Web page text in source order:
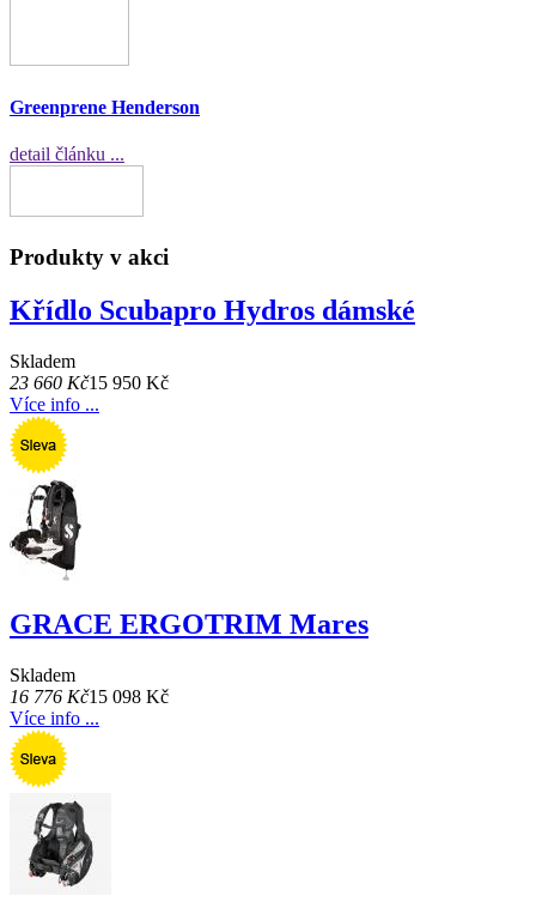
Greenprene Henderson
detail článku ...
Produkty v akci
Křídlo Scubapro Hydros dámské
Skladem
23 660 Kč15 950 Kč
Více info ...
GRACE ERGOTRIM Mares
Skladem
16 776 Kč15 098 Kč
Více info ...